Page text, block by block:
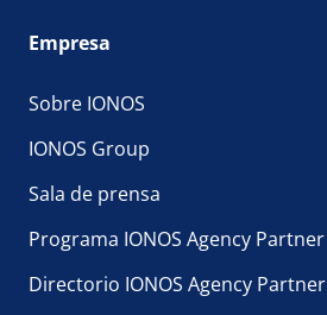
Empresa
Sobre IONOS
IONOS Group
Sala de prensa
Programa IONOS Agency Partner
Directorio IONOS Agency Partner